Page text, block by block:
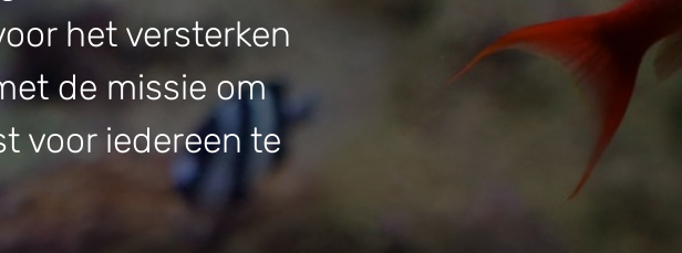
het versterken
de missie om
voor iedereen te